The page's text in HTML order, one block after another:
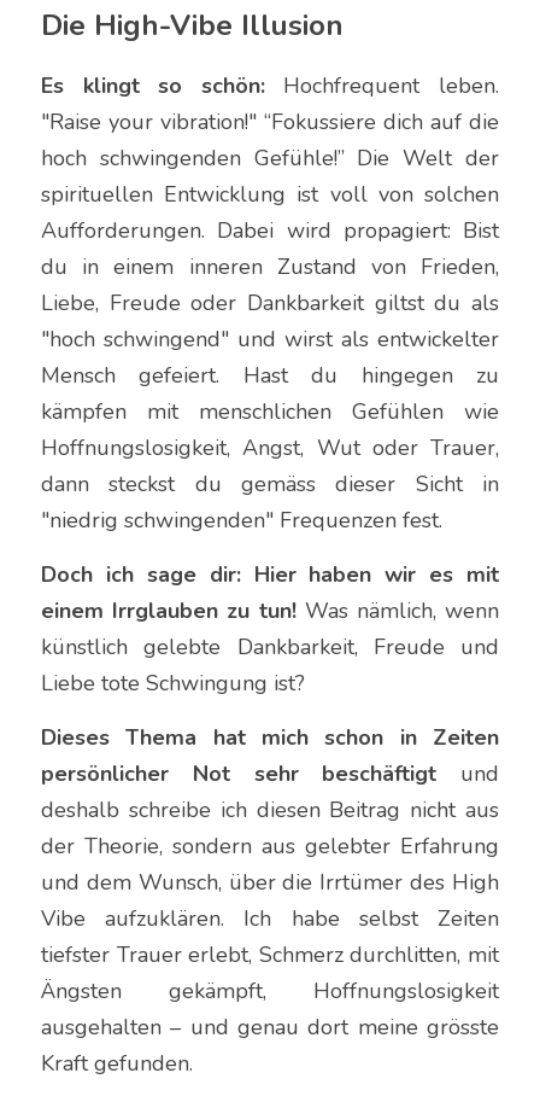
Online-Kurse
Bücher
Vorgespräch buchen
Die High-Vibe Illusion
Es klingt so schön: Hochfrequent leben.
"Raise your vibration!" “Fokussiere dich auf die
hoch schwingenden Gefühle!” Die Welt der
spirituellen Entwicklung ist voll von solchen
Aufforderungen. Dabei wird propagiert: Bist
du in einem inneren Zustand von Frieden,
Liebe, Freude oder Dankbarkeit giltst du als
"hoch schwingend" und wirst als entwickelter
Mensch gefeiert. Hast du hingegen zu
kämpfen mit menschlichen Gefühlen wie
Hoffnungslosigkeit, Angst, Wut oder Trauer,
dann steckst du gemäss dieser Sicht in
"niedrig schwingenden" Frequenzen fest.
Doch ich sage dir: Hier haben wir es mit
einem Irrglauben zu tun! Was nämlich, wenn
künstlich gelebte Dankbarkeit, Freude und
Liebe tote Schwingung ist?
Dieses Thema hat mich schon in Zeiten
persönlicher Not sehr beschäftigt und
deshalb schreibe ich diesen Beitrag nicht aus
der Theorie, sondern aus gelebter Erfahrung
und dem Wunsch, über die Irrtümer des High
Vibe aufzuklären. Ich habe selbst Zeiten
tiefster Trauer erlebt, Schmerz durchlitten, mit
Ängsten gekämpft, Hoffnungslosigkeit
ausgehalten – und genau dort meine grösste
Kraft gefunden.